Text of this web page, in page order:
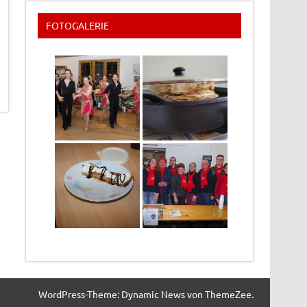
FOTOGALERIE
WordPress-Theme: Dynamic News von ThemeZee.